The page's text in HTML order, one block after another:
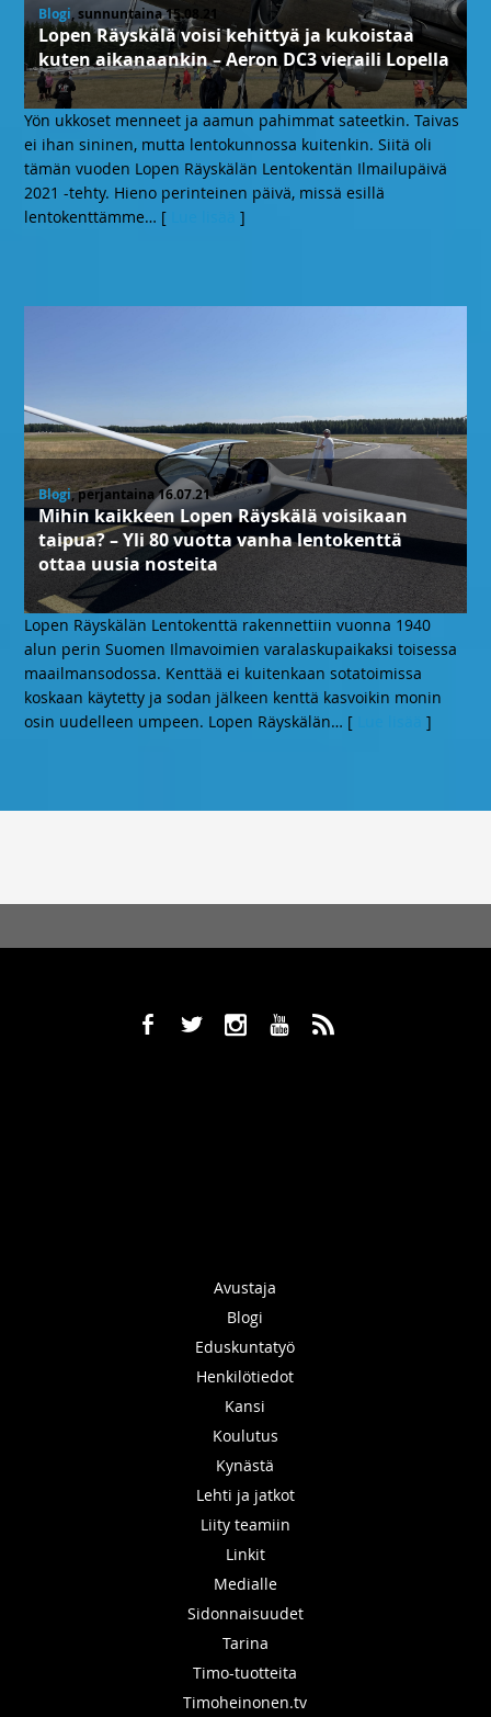
Blogi, sunnuntaina 15.08.21
Lopen Räyskälä voisi kehittyä ja kukoistaa
kuten aikanaankin – Aeron DC3 vieraili Lopella
Yön ukkoset menneet ja aamun pahimmat sateetkin. Taivas
ei ihan sininen, mutta lentokunnossa kuitenkin. Siitä oli
tämän vuoden Lopen Räyskälän Lentokentän Ilmailupäivä
2021 -tehty. Hieno perinteinen päivä, missä esillä
lentokenttämme… [ ]
Blogi, perjantaina 16.07.21
Mihin kaikkeen Lopen Räyskälä voisikaan
taipua? – Yli 80 vuotta vanha lentokenttä
ottaa uusia nosteita
Lopen Räyskälän Lentokenttä rakennettiin vuonna 1940
alun perin Suomen Ilmavoimien varalaskupaikaksi toisessa
maailmansodossa. Kenttää ei kuitenkaan sotatoimissa
koskaan käytetty ja sodan jälkeen kenttä kasvoikin monin
osin uudelleen umpeen. Lopen Räyskälän… [ ]
b a x r ,
Avustaja
Blogi
Eduskuntatyö
Henkilötiedot
Kansi
Koulutus
Kynästä
Lehti ja jatkot
Liity teamiin
Linkit
Medialle
Sidonnaisuudet
Tarina
Timo-tuotteita
Timoheinonen.tv